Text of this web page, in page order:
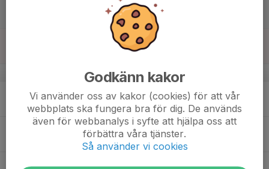
v.11
Godkänn kakor
Vi använder oss av kakor (cookies) för att vår
webbplats ska fungera bra för dig. De används
även för webbanalys i syfte att hjälpa oss att
förbättra våra tjänster.
Så använder vi cookies